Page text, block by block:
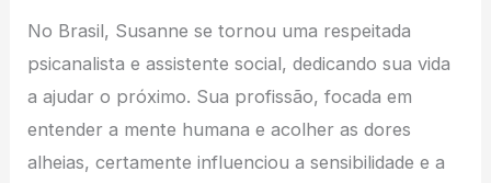
No Brasil, Susanne se tornou uma respeitada
psicanalista e assistente social, dedicando sua vida
a ajudar o próximo. Sua profissão, focada em
entender a mente humana e acolher as dores
alheias, certamente influenciou a sensibilidade e a